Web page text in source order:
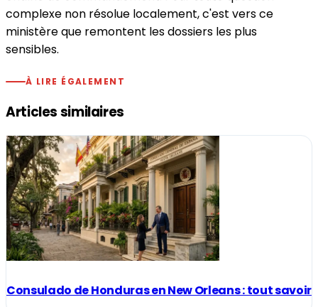
complexe non résolue localement, c'est vers ce
ministère que remontent les dossiers les plus
sensibles.
À LIRE ÉGALEMENT
Articles similaires
Consulado de Honduras en New Orleans : tout savoir